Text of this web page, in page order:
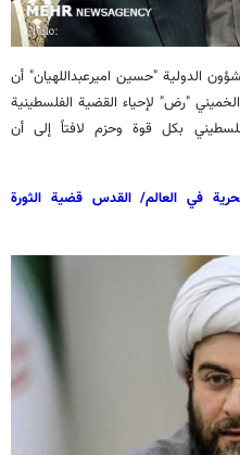
الدولية "حسین امیرعبداللهیان" أن
"رض" لإحياء القضية الفلسطينية
بكل قوة وحزم لافتاً إلى أن
في العالم/ القدس قضية الثورة